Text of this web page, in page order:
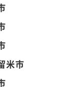
米市